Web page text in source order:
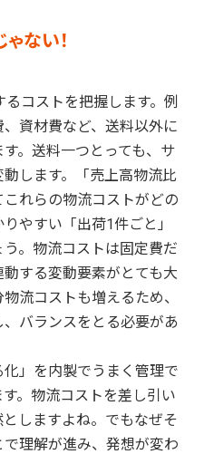
ない！
コストを把握します。例
資材費など、送料以外に
。送料一つとっても、サ
します。「売上高物流比
れらの物流コストがどの
やすい「出荷1件ごと」
。物流コストは固定費だ
する変動要素がとても大
流コストも増えるため、
バランスをとる必要があ
」を内製でうまく管理で
。物流コストを差し引い
しますよね。でもなぜそ
理解が進み、発想が変わ